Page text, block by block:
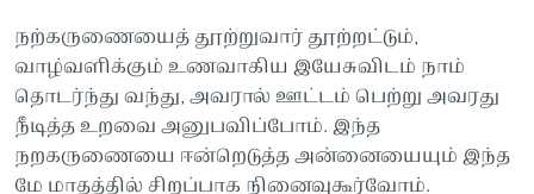
நற்கருணையைத் தூற்றுவார் தூற்றட்டும்,
வாழ்வளிக்கும் உணவாகிய இயேசுவிடம் நாம்
தொடர்ந்து வந்து, அவரால் ஊட்டம் பெற்று அவரது
நீடித்த உறவை அனுபவிப்போம். இந்த
நறகருணையை ஈன்றெடுத்த அன்னையையும் இந்த
மே மாதத்தில் சிறப்பாக நினைவுகூர்வோம்.